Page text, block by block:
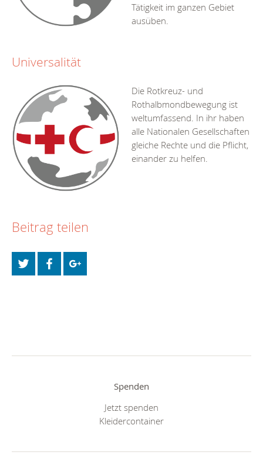
Tätigkeit im ganzen Gebiet
ausüben.
Universalität
Die Rotkreuz- und
Rothalbmondbewegung ist
weltumfassend. In ihr haben
alle Nationalen Gesellschaften
gleiche Rechte und die Pflicht,
einander zu helfen.
Beitrag teilen
Spenden
Jetzt spenden
Kleidercontainer